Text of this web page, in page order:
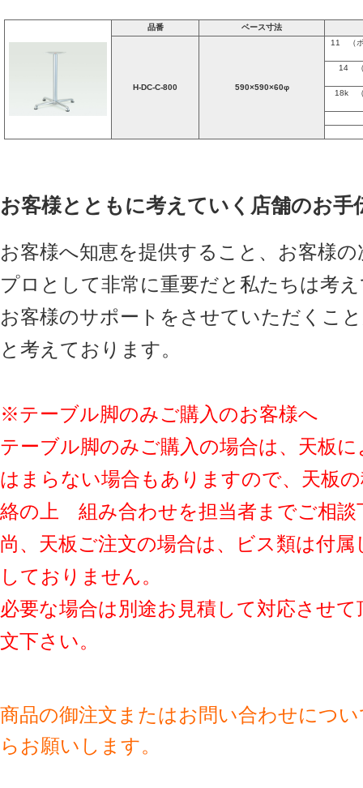
品番 ベース寸法
H-DC-C-800 590×590×60φ
11 （ポ
14 （
18k （
お客様とともに考えていく店舗のお手
お客様へ知恵を提供すること、お客様
プロとして非常に重要だと私たちは考
お客様のサポートをさせていただくこ
と考えております。
※テーブル脚のみご購入のお客様へ
テーブル脚のみご購入の場合は、天板
はまらない場合もありますので、天板
絡の上 組み合わせを担当者までご相談
尚、天板ご注文の場合は、ビス類は付
しておりません。
必要な場合は別途お見積して対応させ
文下さい。
商品の御注文またはお問い合わせにつ
らお願いします。